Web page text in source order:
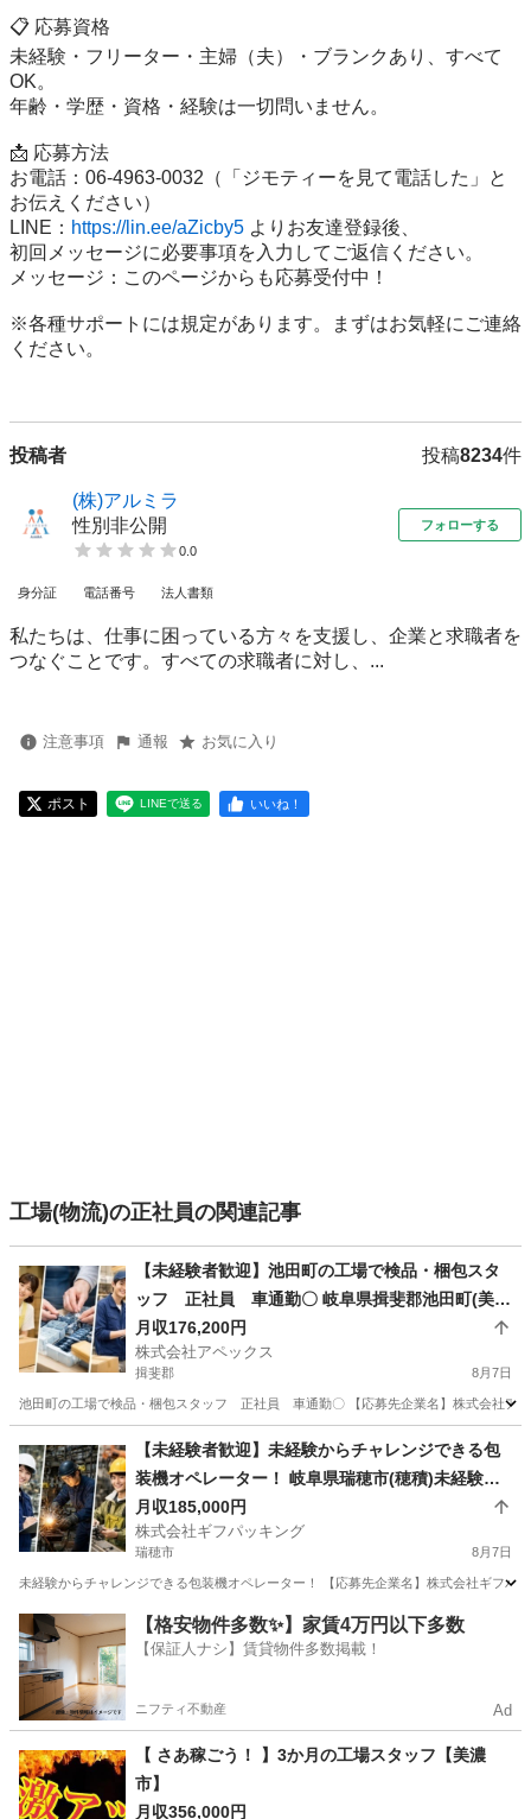
📋 応募資格
未経験・フリーター・主婦（夫）・ブランクあり、すべて
OK。
年齢・学歴・資格・経験は一切問いません。
📩 応募方法
お電話：06-4963-0032（「ジモティーを見て電話した」と
お伝えください）
LINE： https://lin.ee/aZicby5 よりお友達登録後、
初回メッセージに必要事項を入力してご返信ください。
メッセージ：このページからも応募受付中！
※各種サポートには規定があります。まずはお気軽にご連絡
ください。
投稿者 投稿8234件
(株)アルミラ
性別非公開
0.0
フォローする
身分証 電話番号 法人書類
私たちは、仕事に困っている方々を支援し、企業と求職者を
つなぐことです。すべての求職者に対し、...
注意事項 通報 お気に入り
ポスト LINEで送る いいね！
工場(物流)の正社員の関連記事
【未経験者歓迎】池田町の工場で検品・梱包スタ
ッフ 正社員 車通勤〇 岐阜県揖斐郡池田町(美濃
本郷)池田町の工場で検品・梱包スタッフ 正社
員 車通勤〇
月収176,200円
株式会社アペックス
揖斐郡 8月7日
池田町の工場で検品・梱包スタッフ 正社員 車通勤〇 【応募先企業名】株式会社ア
倉庫管理 未経験
【未経験者歓迎】未経験からチャレンジできる包
装機オペレーター！ 岐阜県瑞穂市(穂積)未経験か
らチャレンジできる包装機オペレーター！
月収185,000円
株式会社ギフパッキング
瑞穂市 8月7日
未経験からチャレンジできる包装機オペレーター！ 【応募先企業名】株式会社ギフ
岐阜 瑞穂市 工場
【格安物件多数✨】家賃4万円以下多数
【保証人ナシ】賃貸物件多数掲載！
ニフティ不動産 Ad
【 さあ稼ごう！ 】3か月の工場スタッフ【美濃
市】
月収356,000円